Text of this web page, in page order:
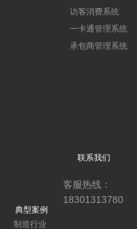
访客消费系统
一卡通管理系统
承包商管理系统
制造行业
典型案例
联系我们
客服热线：
18301313780